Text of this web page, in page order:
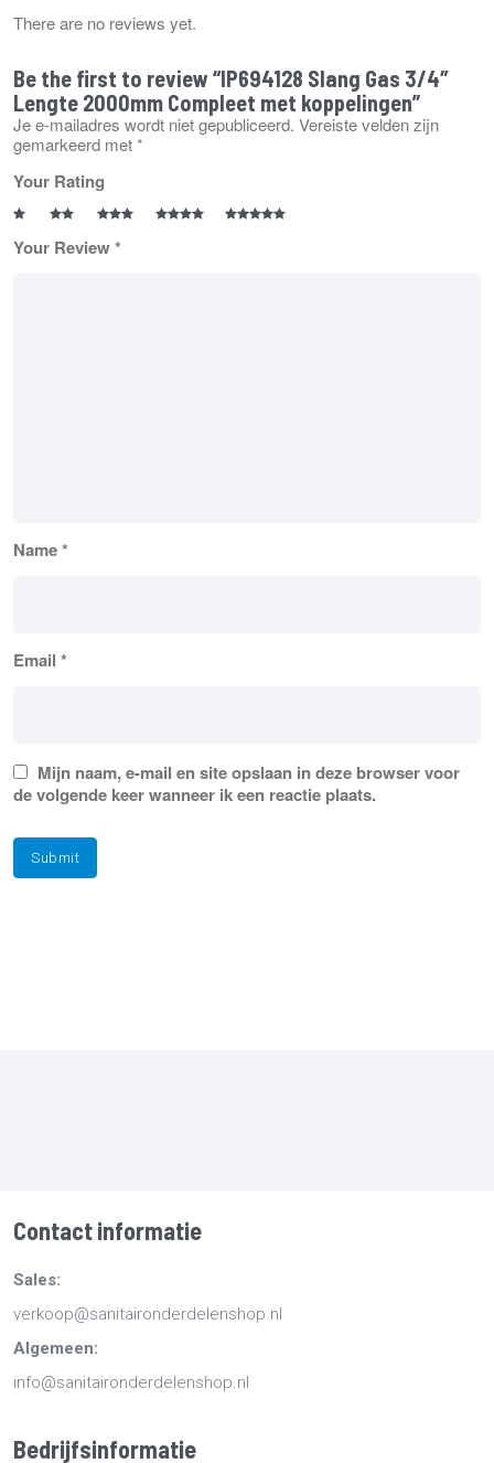
There are no reviews yet.
Be the first to review “IP694128 Slang Gas 3/4″
Lengte 2000mm Compleet met koppelingen”
Je e-mailadres wordt niet gepubliceerd. Vereiste velden zijn
gemarkeerd met*
Your Rating
Your Review*
Name*
Email *
Mijn naam, e-mail en site opslaan in deze browser voor
de volgende keer wanneer ik een reactie plaats.
Contact informatie
Sales:
verkoop@sanitaironderdelenshop.nl
Algemeen:
info@sanitaironderdelenshop.nl
Bedrijfsinformatie